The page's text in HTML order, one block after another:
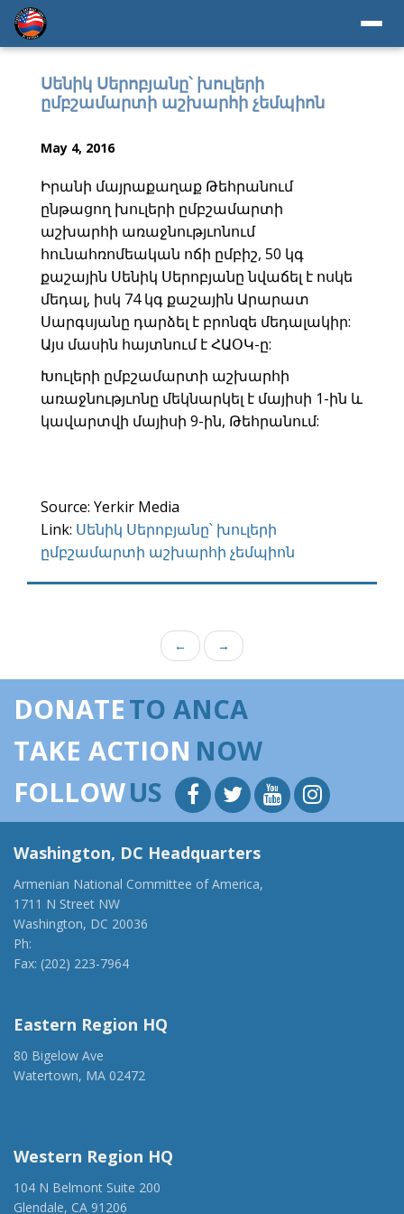
Սենիկ Սերոբյանը՝ խուլերի
ըմբշամարտի աշխարհի չեմպիոն
May 4, 2016
Իրանի մայրաքաղաք Թեհրանում
ընթացող խուլերի ըմբշամարտի
աշխարհի առաջնությւոնում
հունահռոմեական ոճի ըմբիշ, 50 կգ
քաշային Սենիկ Սերոբյանը նվաճել է ոսկե
մեդալ, իսկ 74 կգ քաշային Արարատ
Սարգսյանը դարձել է բրոնզե մեդալակիր:
Այս մասին հայտնում է ՀԱՕԿ-ը:
Խուլերի ըմբշամարտի աշխարհի
առաջնությւոնը մեկնարկել է մայիսի 1-ին և
կավարտվի մայիսի 9-ին, Թեհրանում:
Source: Yerkir Media
Link: Սենիկ Սերոբյանը՝ խուլերի
ըմբշամարտի աշխարհի չեմպիոն
← →
DONATETO ANCA
TAKE ACTION NOW
FOLLOWUS
Washington, DC Headquarters
Armenian National Committee of America,
1711 N Street NW
Washington, DC 20036
Ph:
Fax: (202) 223-7964
Eastern Region HQ
80 Bigelow Ave
Watertown, MA 02472
Western Region HQ
104 N Belmont Suite 200
Glendale, CA 91206